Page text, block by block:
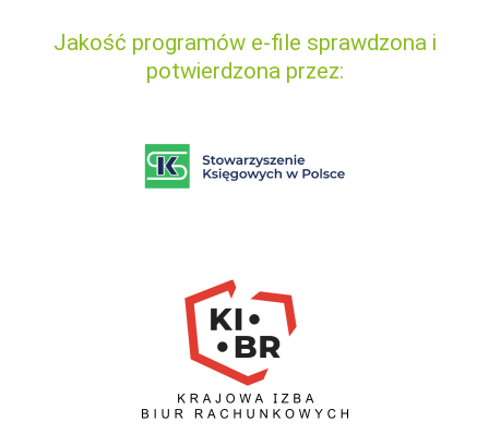
Jakość programów e-file sprawdzona i
potwierdzona przez: